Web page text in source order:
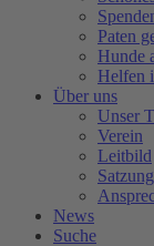
Paten
Hunde
Helfen
Über uns
Unser
Verein
Leitbild
Satzung
News
Suche